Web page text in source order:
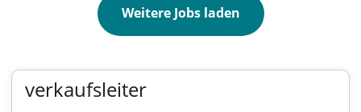
Weitere Jobs laden
verkaufsleiter